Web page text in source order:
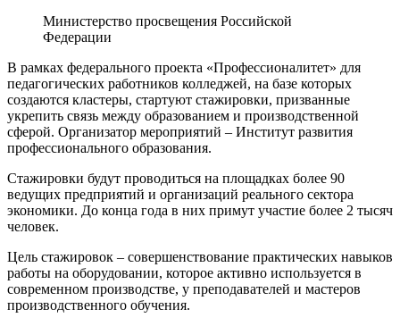
Министерство просвещения Российской
Федерации
В рамках федерального проекта «Профессионалитет» для
педагогических работников колледжей, на базе которых
создаются кластеры, стартуют стажировки, призванные
укрепить связь между образованием и производственной
сферой. Организатор мероприятий – Институт развития
профессионального образования.
Стажировки будут проводиться на площадках более 90
ведущих предприятий и организаций реального сектора
экономики. До конца года в них примут участие более 2 тысяч
человек.
Цель стажировок – совершенствование практических навыков
работы на оборудовании, которое активно используется в
современном производстве, у преподавателей и мастеров
производственного обучения.